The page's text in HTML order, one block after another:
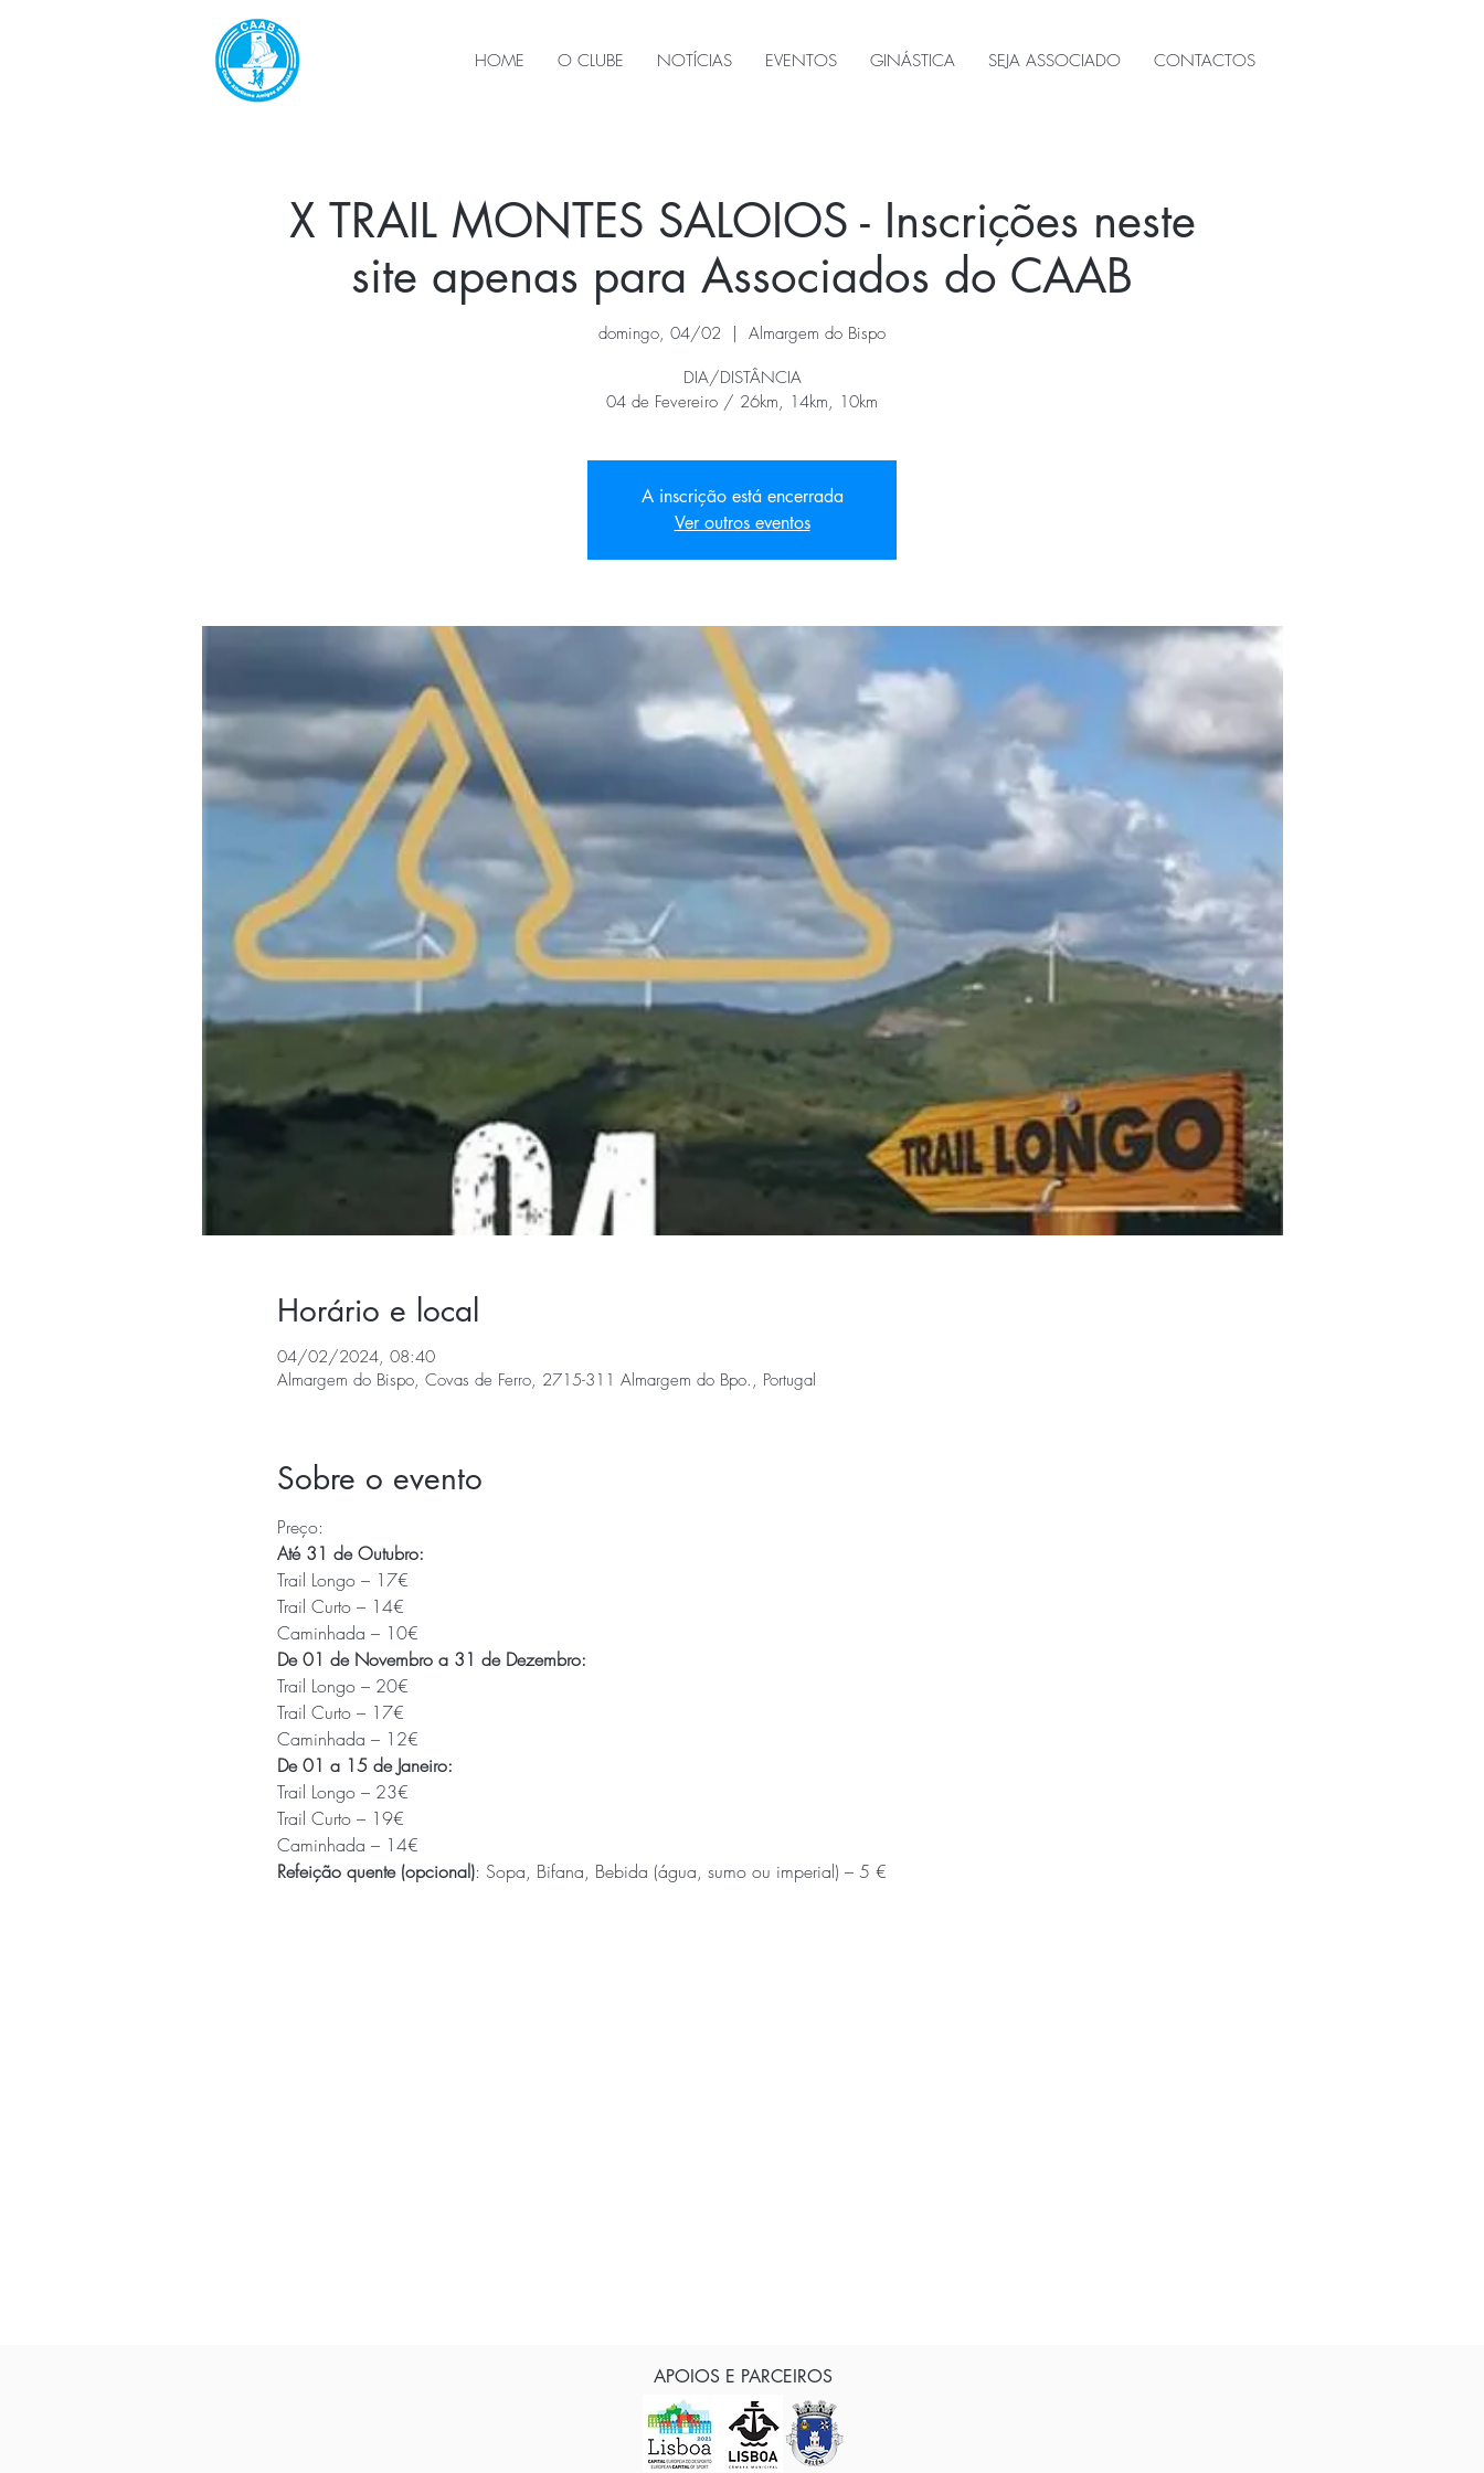
HOME O CLUBE NOTÍCIAS EVENTOS GINÁSTICA SEJA ASSOCIADO CONTACTOS
X TRAIL MONTES SALOIOS - Inscrições neste
site apenas para Associados do CAAB
domingo, 04/02
  |
Almargem do Bispo
DIA/DISTÂNCIA
04 de Fevereiro / 26km, 14km, 10km
A inscrição está encerrada
Ver outros eventos
Horário e local
04/02/2024, 08:40
Almargem do Bispo, Covas de Ferro, 2715-311 Almargem do Bpo., Portugal
Sobre o evento
Preço:
Até 31 de Outubro:
Trail Longo – 17€
Trail Curto – 14€
Caminhada – 10€
De 01 de Novembro a 31 de Dezembro:
Trail Longo – 20€
Trail Curto – 17€
Caminhada – 12€
De 01 a 15 de Janeiro:
Trail Longo – 23€
Trail Curto – 19€
Caminhada – 14€
Refeição quente (opcional): Sopa, Bifana, Bebida (água, sumo ou imperial) – 5 €
APOIOS E PARCEIROS